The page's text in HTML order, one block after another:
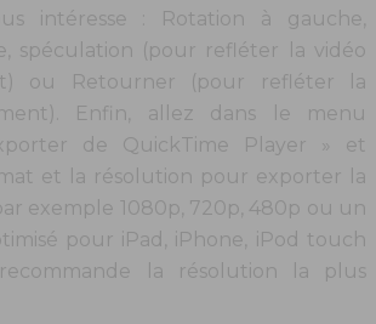
intéresse : Rotation à gauche,
spéculation (pour refléter la vidéo
ou Retourner (pour refléter la
Enfin, allez dans le menu
de QuickTime Player » et
et la résolution pour exporter la
exemple 1080p, 720p, 480p ou un
pour iPad, iPhone, iPod touch
la résolution la plus